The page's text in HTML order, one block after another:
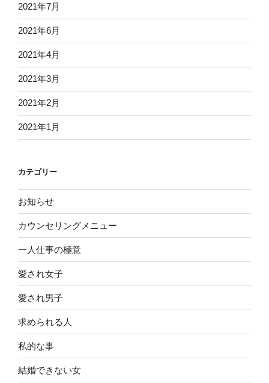
2021年7月
2021年6月
2021年4月
2021年3月
2021年2月
2021年1月
カテゴリー
お知らせ
カウンセリングメニュー
一人仕事の極意
愛され女子
愛され男子
求められる人
私的な事
結婚できない女